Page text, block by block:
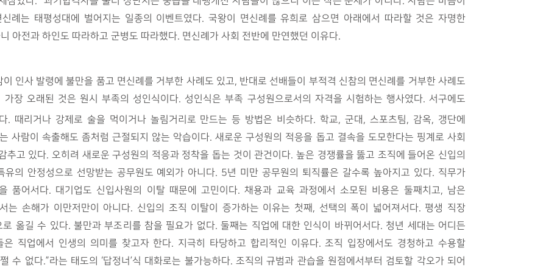
례는 태평성대에 벌어지는 일종의 이벤트였다. 국왕이 면신례를 유희로 삼으면 아래에서 따라할 것은 자명한
아전과 하인도 따라하고 군병도 따라했다. 면신례가 사회 전반에 만연했던 이유다.
인사 발령에 불만을 품고 면신례를 거부한 사례도 있고, 반대로 선배들이 부적격 신참의 면신례를 거부한 사례도
장 오래된 것은 원시 부족의 성인식이다. 성인식은 부족 구성원으로서의 자격을 시험하는 행사였다. 서구에도
. 때리거나 강제로 술을 먹이거나 놀림거리로 만드는 등 방법은 비슷하다. 학교, 군대, 스포츠팀, 감옥, 갱단에
사람이 속출해도 좀처럼 근절되지 않는 악습이다. 새로운 구성원의 적응을 돕고 결속을 도모한다는 핑계로 사회
추고 있다. 오히려 새로운 구성원의 적응과 정착을 돕는 것이 관건이다. 높은 경쟁률을 뚫고 조직에 들어온 신입의
의 안정성으로 선망받는 공무원도 예외가 아니다. 5년 미만 공무원의 퇴직률은 갈수록 높아지고 있다. 직무가
품어서다. 대기업도 신입사원의 이탈 때문에 고민이다. 채용과 교육 과정에서 소모된 비용은 둘째치고, 남은
는 손해가 이만저만이 아니다. 신입의 조직 이탈이 증가하는 이유는 첫째, 선택의 폭이 넓어져서다. 평생 직장
옮길 수 있다. 불만과 부조리를 참을 필요가 없다. 둘째는 직업에 대한 인식이 바뀌어서다. 청년 세대는 어디든
직업에서 인생의 의미를 찾고자 한다. 지극히 타당하고 합리적인 이유다. 조직 입장에서도 경청하고 수용할
수 없다.”라는 태도의 ‘답정너’식 대화로는 불가능하다. 조직의 규범과 관습을 원점에서부터 검토할 각오가 되어